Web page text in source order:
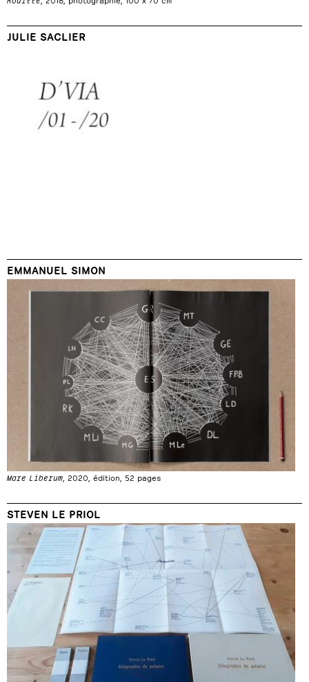
JULIE SACLIER
EMMANUEL SIMON
Mare Liberum, 2020, édition, 52 pages
STEVEN LE PRIOL